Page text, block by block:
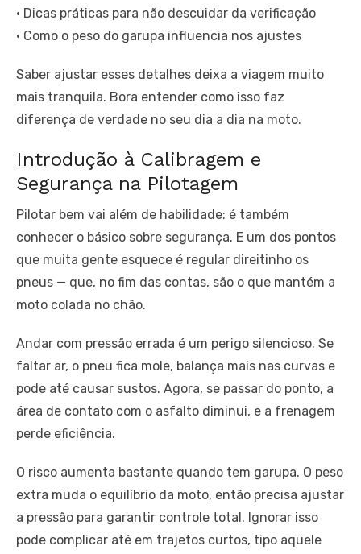
• Dicas práticas para não descuidar da verificação
• Como o peso do garupa influencia nos ajustes
Saber ajustar esses detalhes deixa a viagem muito
mais tranquila. Bora entender como isso faz
diferença de verdade no seu dia a dia na moto.
Introdução à Calibragem e
Segurança na Pilotagem
Pilotar bem vai além de habilidade: é também
conhecer o básico sobre segurança. E um dos pontos
que muita gente esquece é regular direitinho os
pneus — que, no fim das contas, são o que mantém a
moto colada no chão.
Andar com pressão errada é um perigo silencioso. Se
faltar ar, o pneu fica mole, balança mais nas curvas e
pode até causar sustos. Agora, se passar do ponto, a
área de contato com o asfalto diminui, e a frenagem
perde eficiência.
O risco aumenta bastante quando tem garupa. O peso
extra muda o equilíbrio da moto, então precisa ajustar
a pressão para garantir controle total. Ignorar isso
pode complicar até em trajetos curtos, tipo aquele